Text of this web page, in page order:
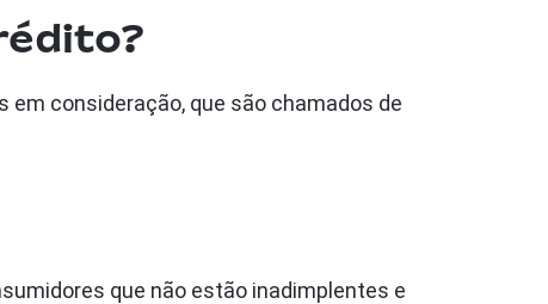
consideração, que são chamados de
que não estão inadimplentes e